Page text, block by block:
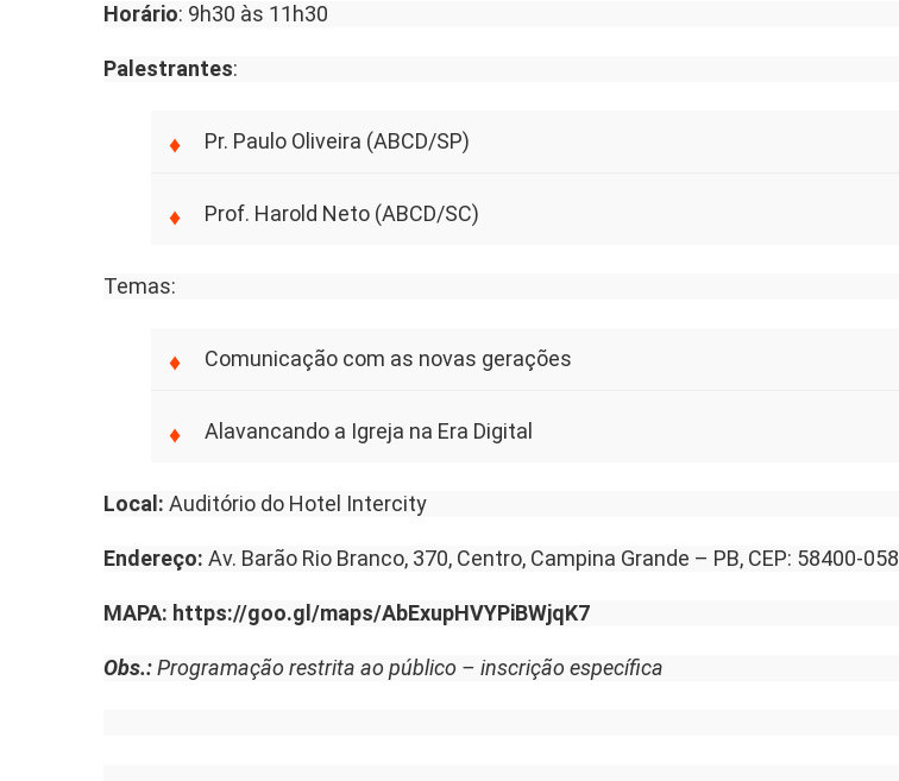
Horário: 9h30 às 11h30
Palestrantes:
Pr. Paulo Oliveira (ABCD/SP)
Prof. Harold Neto (ABCD/SC)
Temas:
Comunicação com as novas gerações
Alavancando a Igreja na Era Digital
Local: Auditório do Hotel Intercity
Endereço: Av. Barão Rio Branco, 370, Centro, Campina Grande – PB, CEP: 58400-058
MAPA: https://goo.gl/maps/AbExupHVYPiBWjqK7
Obs.:Programação restrita ao público – inscrição específica